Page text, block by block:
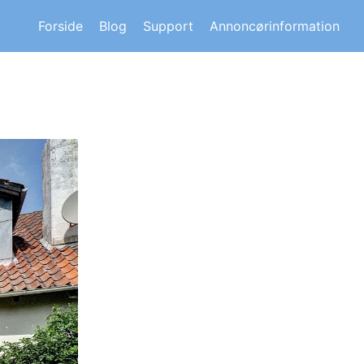
andre huskøberes oplevelser.
Forside Blog Support Annoncørinformation